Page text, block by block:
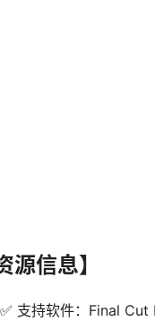
源信息】
✅ 支持软件：Final Cut